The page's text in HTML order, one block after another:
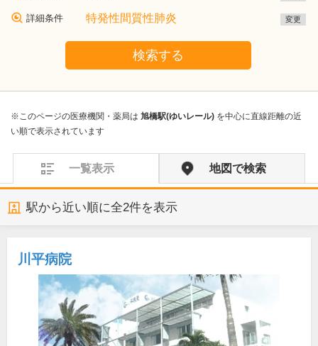
詳細条件 特発性間質性肺炎 変更
検索する
※このページの医療機関・薬局は 旭橋駅(ゆいレール) を中心に直線距離の近
い順で表示されています
一覧表示 地図で検索
駅から近い順に全2件を表示
川平病院